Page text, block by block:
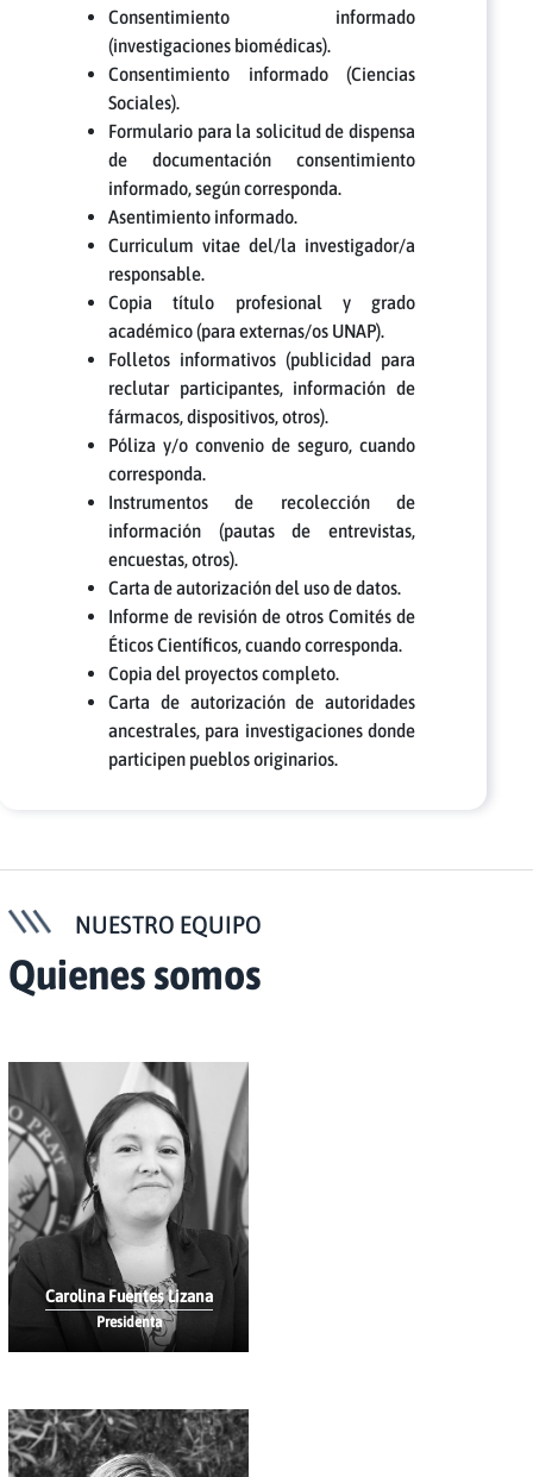
Consentimiento informado
(investigaciones biomédicas).
Consentimiento informado (Ciencias
Sociales).
Formulario para la solicitud de dispensa
de documentación consentimiento
informado, según corresponda.
Asentimiento informado.
Curriculum vitae del/la investigador/a
responsable.
Copia título profesional y grado
académico (para externas/os UNAP).
Folletos informativos (publicidad para
reclutar participantes, información de
fármacos, dispositivos, otros).
Póliza y/o convenio de seguro, cuando
corresponda.
Instrumentos de recolección de
información (pautas de entrevistas,
encuestas, otros).
Carta de autorización del uso de datos.
Informe de revisión de otros Comités de
Éticos Científicos, cuando corresponda.
Copia del proyectos completo.
Carta de autorización de autoridades
ancestrales, para investigaciones donde
participen pueblos originarios.
NUESTRO EQUIPO
Quienes somos
Carolina Fuentes Lizana
Presidenta